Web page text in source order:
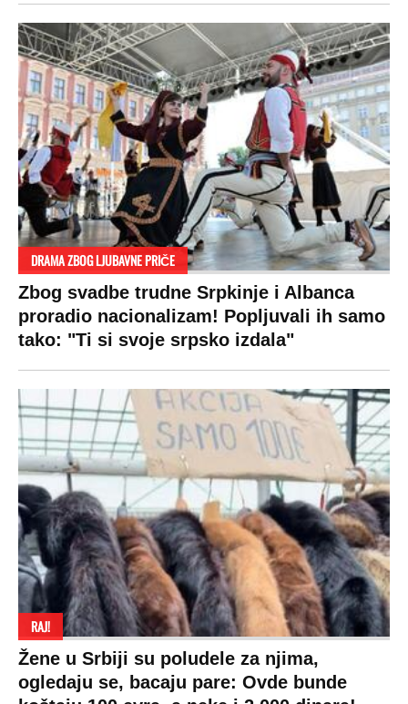
RAJ!
Žene u Srbiji su poludele za njima,
ogledaju se, bacaju pare: Ovde bunde
koštaju 100 evra, a neke i 2.000 dinara!
SPREMITE SE
Za posnu slavsku trpezu ove godine treba
izdvojiti ozbiljnu sumu novca: Nečija cela
plata ode na svega 20 gostiju
VESTI SHOWBIZ SPORT VIRALNO